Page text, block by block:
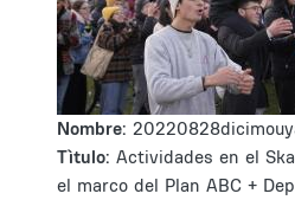
Nombre:
Tìtulo: Actividades en el
el marco del Plan ABC +